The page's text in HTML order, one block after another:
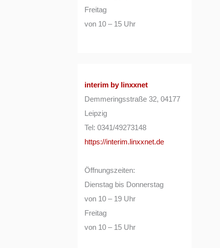
Freitag
von 10 – 15 Uhr
interim by linxxnet
Demmeringsstraße 32, 04177
Leipzig
Tel: 0341/49273148
https://interim.linxxnet.de
Öffnungszeiten:
Dienstag bis Donnerstag
von 10 – 19 Uhr
Freitag
von 10 – 15 Uhr